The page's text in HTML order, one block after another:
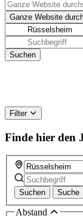
Filter
Finde hier den
Suchen Suche
Abstand